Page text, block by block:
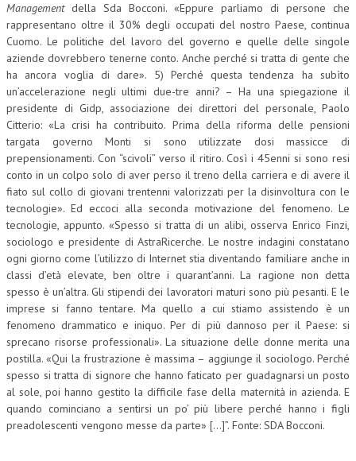
Managementdella Sda Bocconi. «Eppure parliamo di persone che
rappresentano oltre il 30% degli occupati del nostro Paese, continua
Cuomo. Le politiche del lavoro del governo e quelle delle singole
aziende dovrebbero tenerne conto. Anche perché si tratta di gente che
ha ancora voglia di dare». 5) Perché questa tendenza ha subìto
un’accelerazione negli ultimi due-tre anni? – Ha una spiegazione il
presidente di Gidp, associazione dei direttori del personale, Paolo
Citterio: «La crisi ha contribuito. Prima della riforma delle pensioni
targata governo Monti si sono utilizzate dosi massicce di
prepensionamenti. Con “scivoli” verso il ritiro. Così i 45enni si sono resi
conto in un colpo solo di aver perso il treno della carriera e di avere il
fiato sul collo di giovani trentenni valorizzati per la disinvoltura con le
tecnologie». Ed eccoci alla seconda motivazione del fenomeno. Le
tecnologie, appunto. «Spesso si tratta di un alibi, osserva Enrico Finzi,
sociologo e presidente di AstraRicerche. Le nostre indagini constatano
ogni giorno come l’utilizzo di Internet stia diventando familiare anche in
classi d’età elevate, ben oltre i quarant’anni. La ragione non detta
spesso è un’altra. Gli stipendi dei lavoratori maturi sono più pesanti. E le
imprese si fanno tentare. Ma quello a cui stiamo assistendo è un
fenomeno drammatico e iniquo. Per di più dannoso per il Paese: si
sprecano risorse professionali». La situazione delle donne merita una
postilla. «Qui la frustrazione è massima – aggiunge il sociologo. Perché
spesso si tratta di signore che hanno faticato per guadagnarsi un posto
al sole, poi hanno gestito la difficile fase della maternità in azienda. E
quando cominciano a sentirsi un po’ più libere perché hanno i figli
preadolescenti vengono messe da parte» […]”. Fonte: SDA Bocconi.